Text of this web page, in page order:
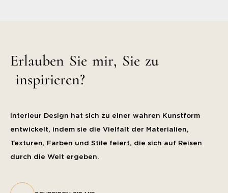
Erlauben Sie mir, Sie zu
inspirieren?
Interieur Design hat sich zu einer wahren Kunstform
entwickelt, indem sie die Vielfalt der Materialien,
Texturen, Farben und Stile feiert, die sich auf Reisen
durch die Welt ergeben.